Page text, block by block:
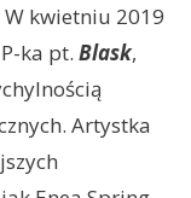
W kwietniu 2019
ka pt. Blask,
Artystka